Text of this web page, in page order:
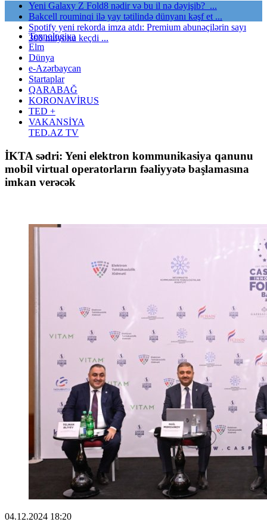
Yeni Galaxy Z Fold8 nədir və bu il nə dəyişib? ...
Bakcell rouminqi ilə yay tətilində dünyanı kəşf et ...
Spotify yeni rekorda imza atdı: Premium abunəçilərin sayı
300 milyonu keçdi ...
Texnologiya
Elm
Dünya
e-Azərbaycan
Startaplar
QARABAĞ
KORONAVİRUS
TED +
VAKANSİYA
TED.AZ TV
İKTA sədri: Yeni elektron kommunikasiya qanunu
mobil virtual operatorların fəaliyyətə başlamasına
imkan verəcək
04.12.2024 18:20